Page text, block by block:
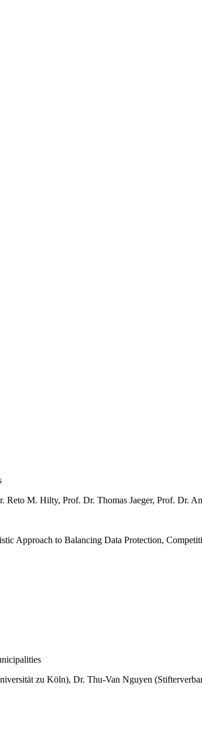
M. Hilty, Prof. Dr. Thomas Jaeger, Prof. Dr.
Approach to Balancing Data Protection,
zu Köln), Dr. Thu-Van Nguyen